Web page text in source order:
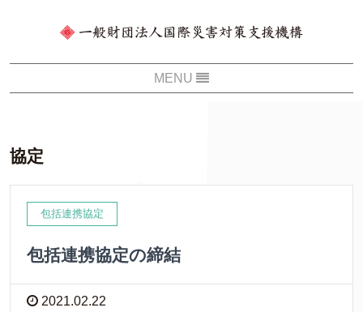
協定
包括連携協定
包括連携協定の締結
2021.02.22